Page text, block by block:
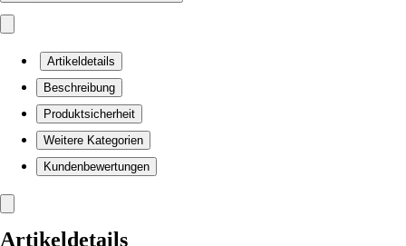
Artikeldetails
Beschreibung
Produktsicherheit
Weitere Kategorien
Kundenbewertungen
Artikeldetails